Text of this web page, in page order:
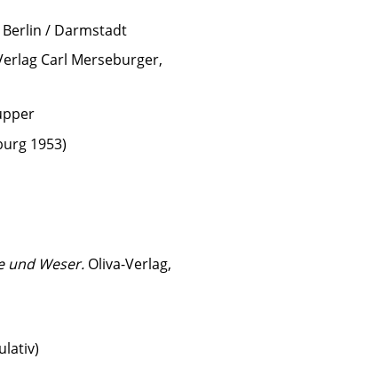
Berlin / Darmstadt
Carl Merseburger,
1953)
und Weser. Oliva-Verlag,